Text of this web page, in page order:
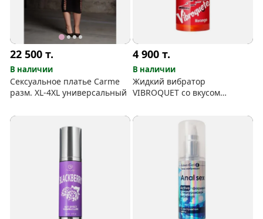
22 500т.
В наличии
Сексуальное платье Carme
разм. XL-4XL универсальный
4 900т.
В наличии
Жидкий вибратор
VIBROQUET со вкусом